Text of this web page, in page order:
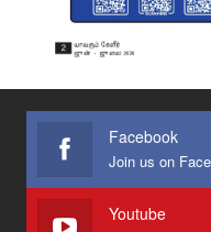
Facebook
Youtube